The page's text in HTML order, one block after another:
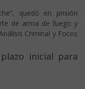
quedó en prisión
de arma de fuego y
Criminal y Focos
inicial para